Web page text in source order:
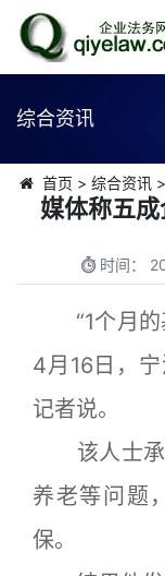
综合资讯
首页 > 综合资讯>
媒体称五
时间：
“1个月的
4月16日，
记者说。
该人士承
养老等问题
保。